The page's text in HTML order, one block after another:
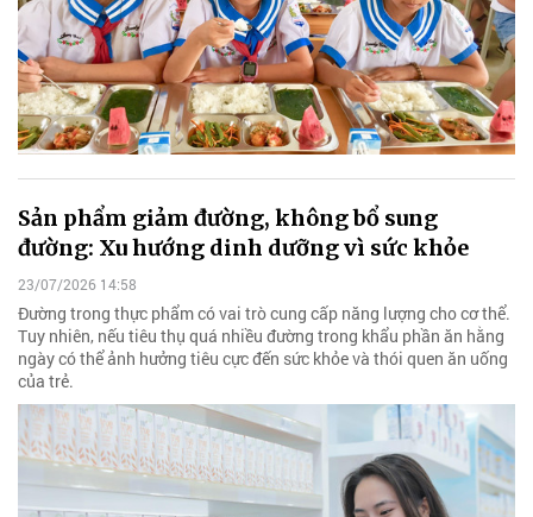
Sản phẩm giảm đường, không bổ sung
đường: Xu hướng dinh dưỡng vì sức khỏe
23/07/2026 14:58
Đường trong thực phẩm có vai trò cung cấp năng lượng cho cơ thể.
Tuy nhiên, nếu tiêu thụ quá nhiều đường trong khẩu phần ăn hằng
ngày có thể ảnh hưởng tiêu cực đến sức khỏe và thói quen ăn uống
của trẻ.